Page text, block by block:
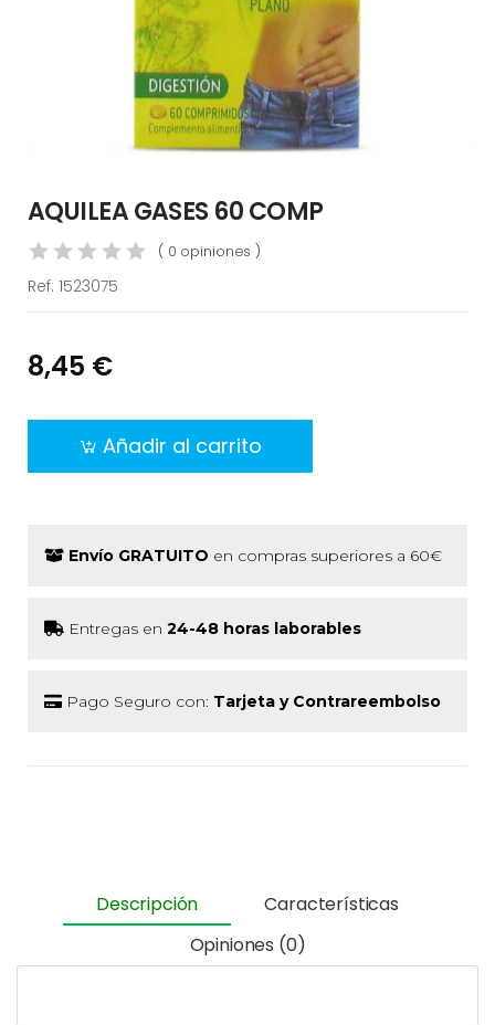
AQUILEA GASES 60 COMP
( 0 opiniones )
Ref: 1523075
8,45 €
Añadir al carrito
Envío GRATUITO en compras superiores a 60€
Entregas en 24-48 horas laborables
Pago Seguro con: Tarjeta y Contrareembolso
Descripción
Características
Opiniones (0)